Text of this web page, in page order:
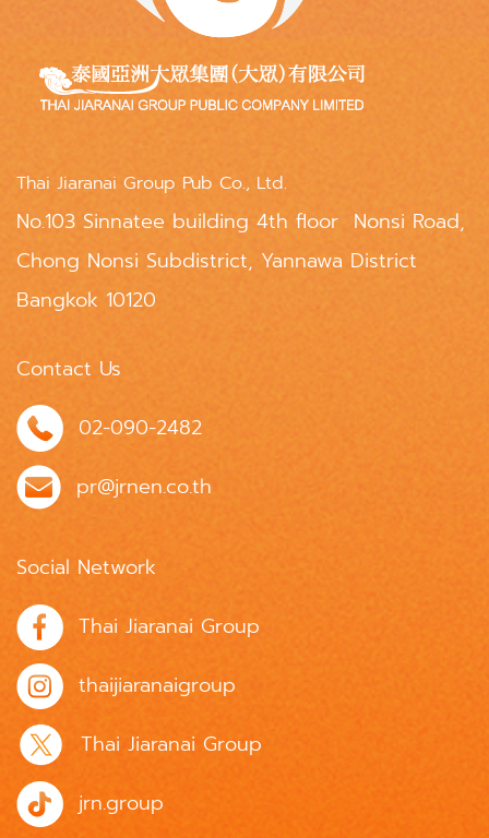
Thai Jiaranai Group Pub Co., Ltd.
No.103 Sinnatee building 4th floor Nonsi Road,
Chong Nonsi Subdistrict, Yannawa District
Bangkok 10120
Contact Us
02-090-2482
pr@jrnen.co.th
Social Network
Thai Jiaranai Group
thaijiaranaigroup
Thai Jiaranai Group
jrn.group